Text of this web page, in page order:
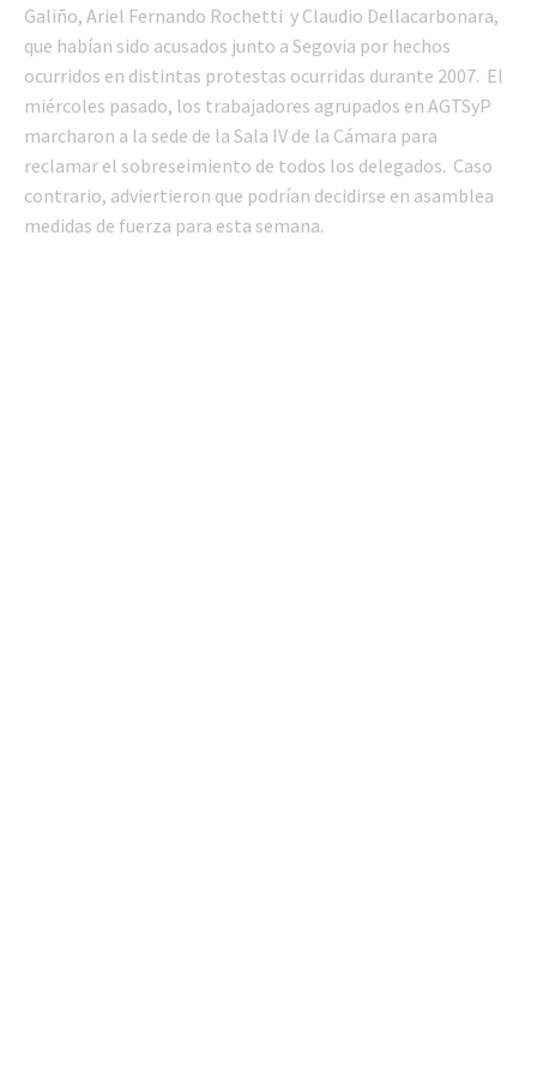
Galiño, Ariel Fernando Rochetti y Claudio Dellacarbonara,
que habían sido acusados junto a Segovia por hechos
ocurridos en distintas protestas ocurridas durante 2007. El
miércoles pasado, los trabajadores agrupados en AGTSyP
marcharon a la sede de la Sala IV de la Cámara para
reclamar el sobreseimiento de todos los delegados. Caso
contrario, adviertieron que podrían decidirse en asamblea
medidas de fuerza para esta semana.